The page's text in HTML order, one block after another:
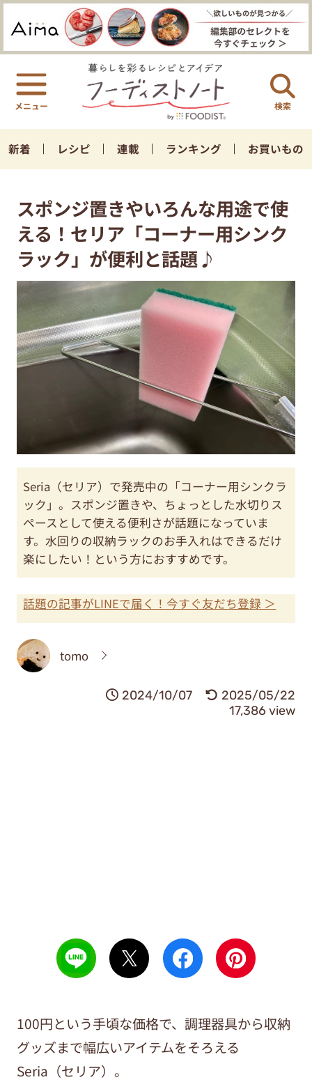
検索
新着 レシピ 連載 ランキング お買いもの
スポンジ置きやいろんな用途で使
える！セリア「コーナー用シンク
ラック」が便利と話題♪
Seria（セリア）で発売中の「コーナー用シンクラ
ック」。スポンジ置きや、ちょっとした水切りス
ペースとして使える便利さが話題になっていま
す。水回りの収納ラックのお手入れはできるだけ
楽にしたい！という方におすすめです。
話題の記事がLINEで届く！今すぐ友だち登録 ＞
tomo
2024/10/07
2025/05/22
17,386 view
100円という手頃な価格で、調理器具から収納
グッズまで幅広いアイテムをそろえる
Seria（セリア）。